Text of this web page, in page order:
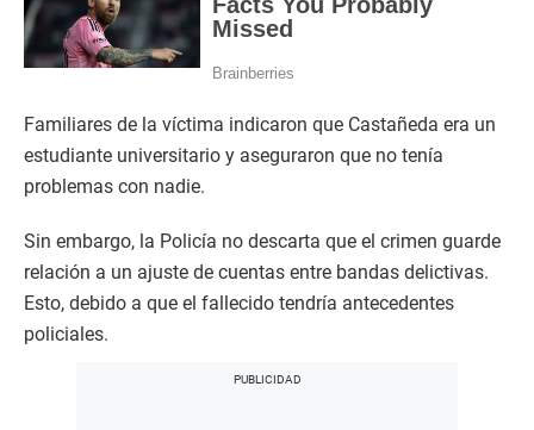
Familiares de la víctima indicaron que Castañeda era un
estudiante universitario y aseguraron que no tenía
problemas con nadie.
Sin embargo, la Policía no descarta que el crimen guarde
relación a un ajuste de cuentas entre bandas delictivas.
Esto, debido a que el fallecido tendría antecedentes
policiales.